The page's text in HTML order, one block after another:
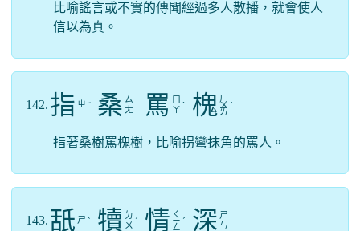
比喻謠言或不實的傳聞經過多人散播，就會使人
信以為真。
142. 指 ㄓ ˇ 桑 ㄙ
ㄤ
罵 ㄚ ˋ 槐 ㄏ
ㄨ
ㄞ
ˊ
指著桑樹罵槐樹，比喻拐彎抹角的罵人。
143. 舐 ㄕ ˋ 犢 ㄉ
ㄨ ˊ 情 ㄑ
ㄧ
ㄥ
ˊ 深 ㄕ
ㄣ